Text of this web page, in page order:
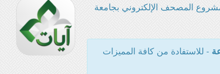
المصحف الإلكتروني بجامعة
- للاستفادة من كافة المميزات